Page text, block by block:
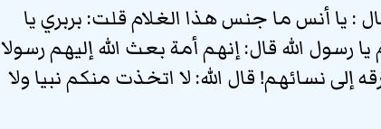
يا أنس ما جنس هذا الغلام قلت: بربري يا
رسول الله قال: إنهم أمة بعث الله إليهم رسولا
نسائهم! قال الله: لا اتخذت منكم نبيا ولا